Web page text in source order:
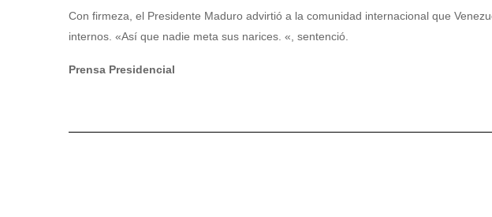
Con firmeza, el Presidente Maduro advirtió a la comunidad internacional que
internos. «Así que nadie meta sus narices. «, sentenció.
Prensa Presidencial